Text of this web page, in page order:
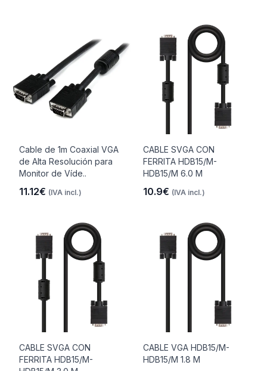
Cable de 1m Coaxial VGA
de Alta Resolución para
Monitor de Víde..
11.12€ (IVA incl.)
CABLE SVGA CON
FERRITA HDB15/M-
HDB15/M 6.0 M
10.9€ (IVA incl.)
CABLE SVGA CON
FERRITA HDB15/M-
CABLE VGA HDB15/M-
HDB15/M 1.8 M